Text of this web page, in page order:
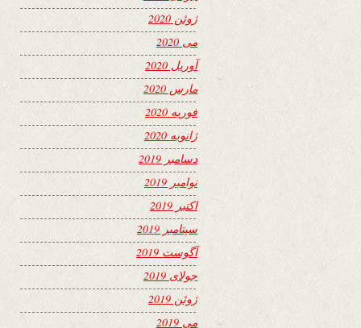
ژوئن 2020
می 2020
آوریل 2020
مارس 2020
فوریه 2020
ژانویه 2020
دسامبر 2019
نوامبر 2019
اکتبر 2019
سپتامبر 2019
آگوست 2019
جولای 2019
ژوئن 2019
می 2019